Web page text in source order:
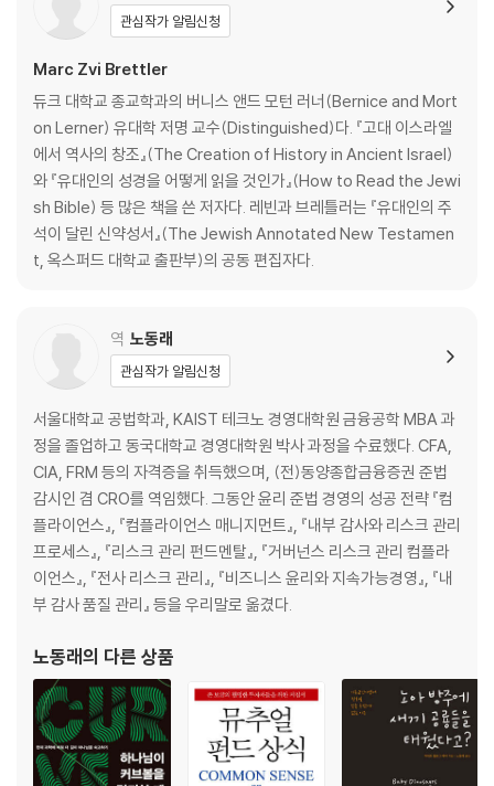
관심작가 알림신청
Marc Zvi Brettler
듀크 대학교 종교학과의 버니스 앤드 모턴 러너(Bernice and Mort
on Lerner) 유대학 저명 교수(Distinguished)다. 『고대 이스라엘
에서 역사의 창조』(The Creation of History in Ancient Israel)
와 『유대인의 성경을 어떻게 읽을 것인가』(How to Read the Jewi
sh Bible) 등 많은 책을 쓴 저자다. 레빈과 브레틀러는 『유대인의 주
석이 달린 신약성서』(The Jewish Annotated New Testamen
t, 옥스퍼드 대학교 출판부)의 공동 편집자다.
역 노동래
관심작가 알림신청
서울대학교 공법학과, KAIST 테크노 경영대학원 금융공학 MBA 과
정을 졸업하고 동국대학교 경영대학원 박사 과정을 수료했다. CFA,
CIA, FRM 등의 자격증을 취득했으며, (전)동양종합금융증권 준법
감시인 겸 CRO를 역임했다. 그동안 윤리 준법 경영의 성공 전략 『컴
플라이언스』, 『컴플라이언스 매니지먼트』, 『내부 감사와 리스크 관리
프로세스』, 『리스크 관리 펀드멘탈』, 『거버넌스 리스크 관리 컴플라
이언스』, 『전사 리스크 관리』, 『비즈니스 윤리와 지속가능경영』, 『내
부 감사 품질 관리』 등을 우리말로 옮겼다.
노동래의 다른 상품